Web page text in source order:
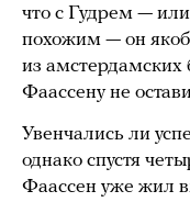
что с Гудрем —
похожим — он
из амстердамских
Фаассену не
Увенчались ли
однако спустя
Фаассен уже жил